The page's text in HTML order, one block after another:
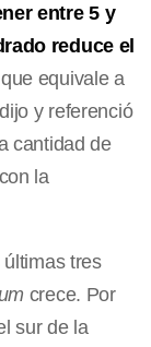
entre 5 y
reduce el
equivale a
y referenció
cantidad de
la
tres
crece. Por
sur de la